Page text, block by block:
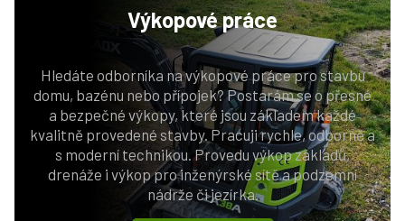
Výkopovépráce
Hledáte odborníka na výkopové práce pro stavbu
domu, bazénu nebo přípojek? Postarám se o přesné
a bezpečné výkopy, které jsou základem každé
kvalitně provedené stavby. Pracuji rychle, odborně a
s moderní technikou. Provedu výkop základů,
drenáže i výkop pro inženýrské sítě a podzemní
nádrže či jezírka.